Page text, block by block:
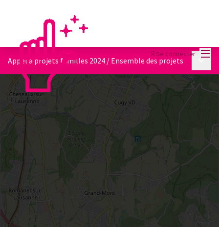
Se connecter
Appel à projets familles 2024 / Ensemble des projets